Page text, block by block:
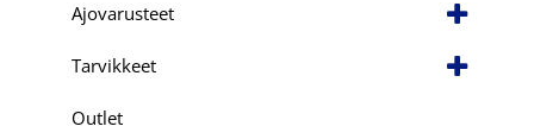
Ajovarusteet
Tarvikkeet
Outlet